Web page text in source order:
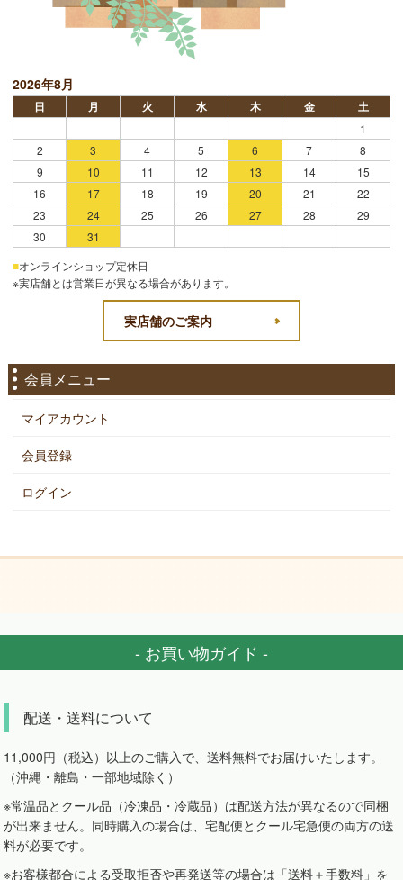
2026年8月
日 月 火 水 木 金 土
1
2
3 4 5 6 7
8
9
10 11 12 13 14
15
16
17 18 19 20 21
22
23
24 25 26 27 28
29
30
31
■オンラインショップ定休日
※実店舗とは営業日が異なる場合があります。
実店舗のご案内
会員メニュー
マイアカウント
会員登録
ログイン
- お買い物ガイド -
配送・送料について
11,000円（税込）以上のご購入で、送料無料でお届けいたします。
（沖縄・離島・一部地域除く）
※常温品とクール品（冷凍品・冷蔵品）は配送方法が異なるので同梱
が出来ません。同時購入の場合は、宅配便とクール宅急便の両方の送
料が必要です。
※お客様都合による受取拒否や再発送等の場合は「送料＋手数料」を